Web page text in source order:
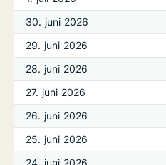
30. juni 2026
29. juni 2026
28. juni 2026
27. juni 2026
26. juni 2026
25. juni 2026
24. juni 2026